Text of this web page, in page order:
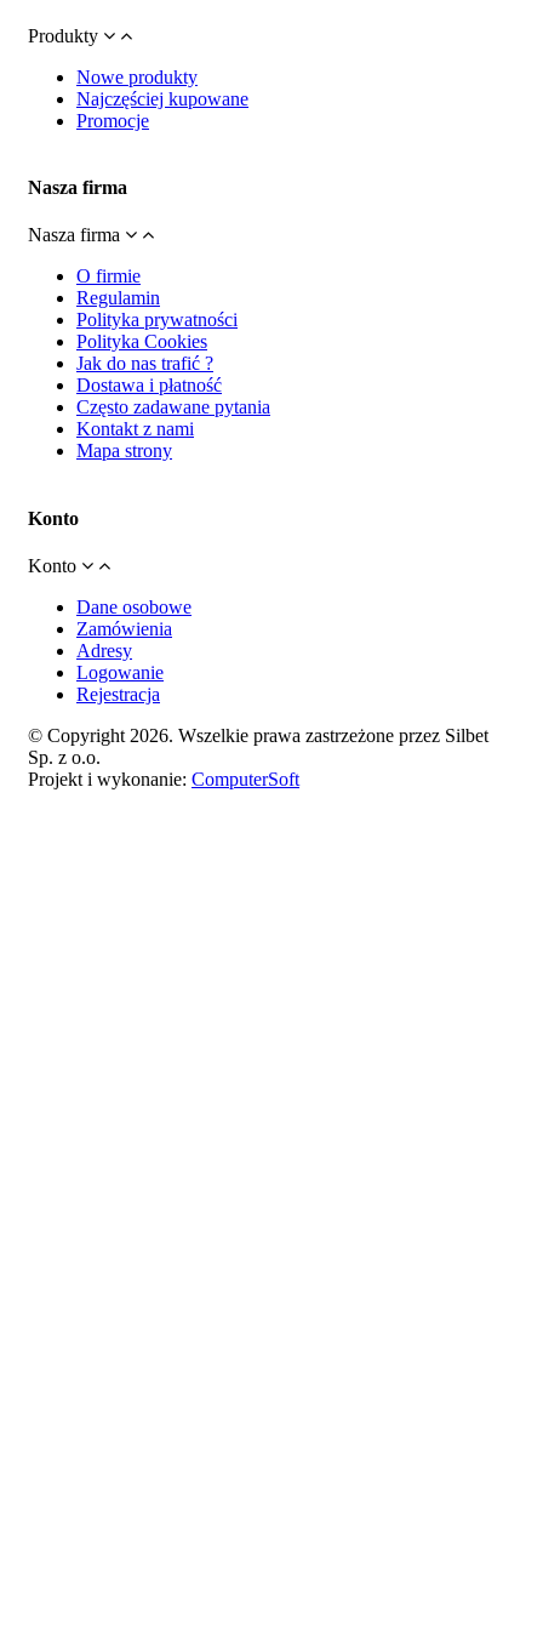
Produkty
Nowe produkty
Najczęściej kupowane
Promocje
Nasza firma
Nasza firma
O firmie
Regulamin
Polityka prywatności
Polityka Cookies
Jak do nas trafić ?
Dostawa i płatność
Często zadawane pytania
Kontakt z nami
Mapa strony
Konto
Konto
Dane osobowe
Zamówienia
Adresy
Logowanie
Rejestracja
© Copyright 2026. Wszelkie prawa zastrzeżone przez Silbet
Sp. z o.o.
Projekt i wykonanie: ComputerSoft